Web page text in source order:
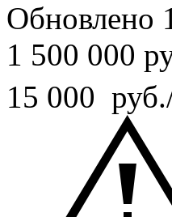
Обновлено
1 500 000
15 000